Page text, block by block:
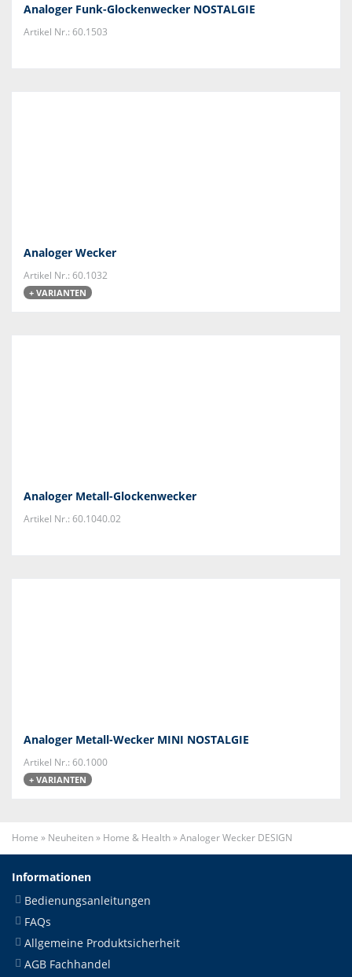
Analoger Funk-Glockenwecker NOSTALGIE
Artikel Nr.: 60.1503
Analoger Wecker
Artikel Nr.: 60.1032
+ VARIANTEN
Analoger Metall-Glockenwecker
Artikel Nr.: 60.1040.02
Analoger Metall-Wecker MINI NOSTALGIE
Artikel Nr.: 60.1000
+ VARIANTEN
Home » Neuheiten» Home & Health»Analoger Wecker DESIGN
Informationen
Bedienungsanleitungen
FAQs
Allgemeine Produktsicherheit
AGB Fachhandel